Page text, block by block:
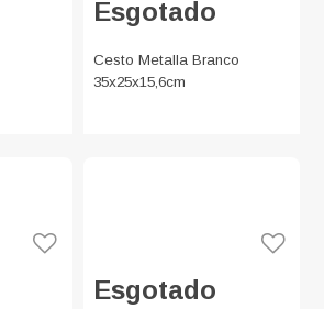
Esgotado
Cesto Metalla Branco
35x25x15,6cm
Esgotado